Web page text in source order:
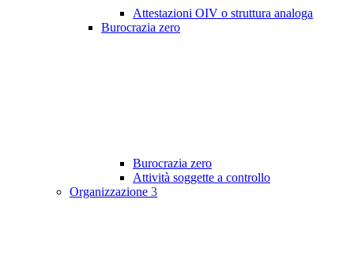
Attestazioni OIV o struttura analoga
Burocrazia zero
Burocrazia zero
Attività soggette a controllo
Organizzazione 3